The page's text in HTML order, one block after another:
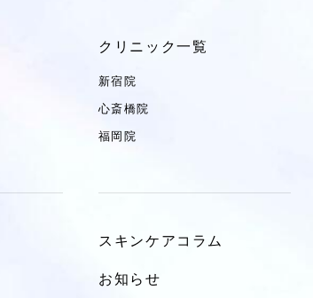
クリニック一覧
新宿院
心斎橋院
福岡院
スキンケアコラム
お知らせ